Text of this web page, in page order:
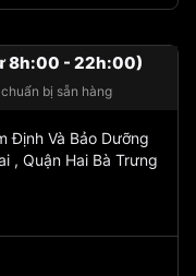
8h:00 - 22h:00)
bị sẵn hàng
Định Và Bảo Dưỡng
, Quận Hai Bà Trưng